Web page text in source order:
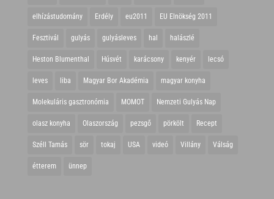
elhízástudomány Erdély eu2011 EU Elnökség 2011
Fesztivál gulyás gulyásleves hal halászlé
Heston Blumenthal Húsvét karácsony kenyér lecsó
leves liba Magyar Bor Akadémia magyar konyha
Molekuláris gasztronómia MOMOT Nemzeti Gulyás Nap
olasz konyha Olaszország pezsgő pörkölt Recept
Széll Tamás sör tokaj USA videó Villány Válság
étterem ünnep